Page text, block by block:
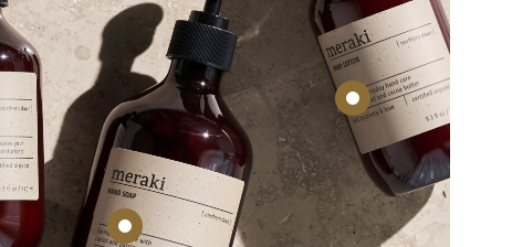
Velg